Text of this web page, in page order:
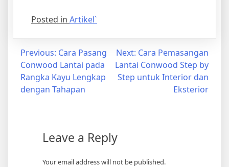
Posted in Artikel`
Post
navigation
Previous: Cara Pasang
Conwood Lantai pada
Rangka Kayu Lengkap
dengan Tahapan
Next: Cara Pemasangan
Lantai Conwood Step by
Step untuk Interior dan
Eksterior
Leave a Reply
Your email address will not be published.